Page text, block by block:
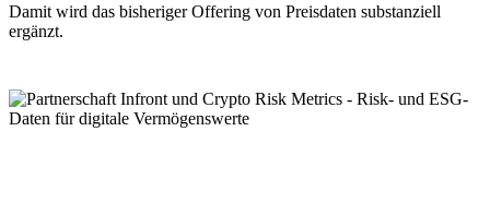
Damit wird das bisheriger Offering von Preisdaten substanziell
ergänzt.